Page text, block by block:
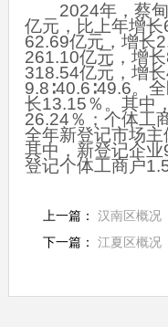
2024年，蔡
亿元，比上年增
62.69亿元，增长
261.10亿元，增
318.54亿元，增
9.8∶40.6∶49.6。
长13.15％。其中
26.24％；个体工
全年新登记市场主
其中，新登记企
登记个体工商户
上一篇： 汉南区概况
下一篇： 江夏区概况